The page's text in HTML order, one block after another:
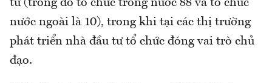
tư (trong đó tổ chức trong nước 88 và tổ chức
nước ngoài là 10), trong khi tại các thị trường
phát triển nhà đầu tư tổ chức đóng vai trò chủ
đạo.